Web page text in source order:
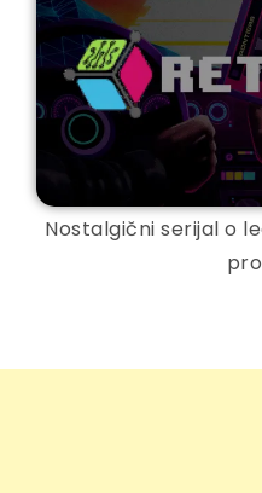
Nostalgični serijal o